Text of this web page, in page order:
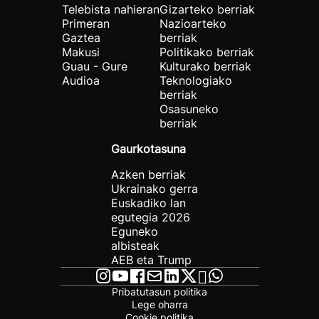
Telebista nahieran
Primeran
Gaztea
Makusi
Guau - Gure
Audioa
Gizarteko berriak
Nazioarteko
berriak
Politikako berriak
Kulturako berriak
Teknologiako
berriak
Osasuneko
berriak
Gaurkotasuna
Azken berriak
Ukrainako gerra
Euskadiko lan
egutegia 2026
Eguneko
albisteak
AEB eta Trump
Pribatutasun politika
Lege oharra